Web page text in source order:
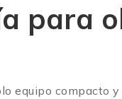
para
equipo compacto y